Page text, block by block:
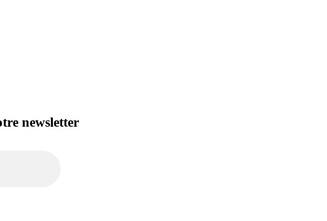
newsletter